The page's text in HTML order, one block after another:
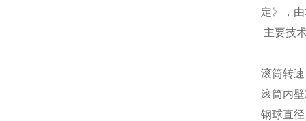
定》，
主要技
滚筒转
滚筒内
钢球直